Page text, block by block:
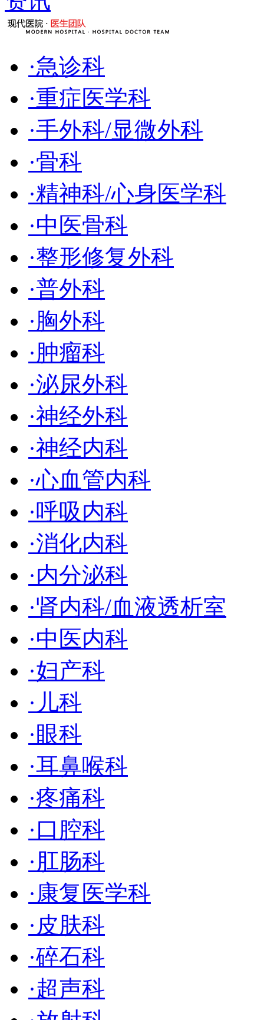
·急诊科
·重症医学科
·手外科/显微外科
·骨科
·精神科/心身医学科
·中医骨科
·整形修复外科
·普外科
·胸外科
·肿瘤科
·泌尿外科
·神经外科
·神经内科
·心血管内科
·呼吸内科
·消化内科
·内分泌科
·肾内科/血液透析室
·中医内科
·妇产科
· 儿科
· 眼科
·耳鼻喉科
·疼痛科
·口腔科
·肛肠科
·康复医学科
· 皮肤科
·碎石科
·超声科